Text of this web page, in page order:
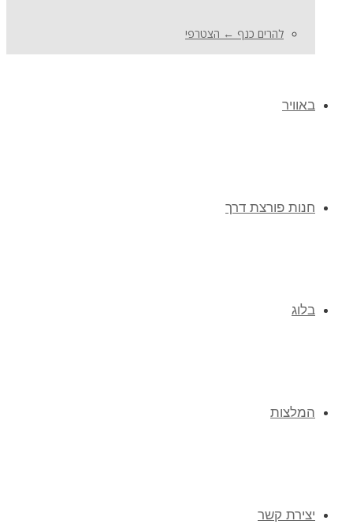
להרים כנף ← הצטרפי
באוויר
חנות פורצת דרך
בלוג
המלצות
יצירת קשר